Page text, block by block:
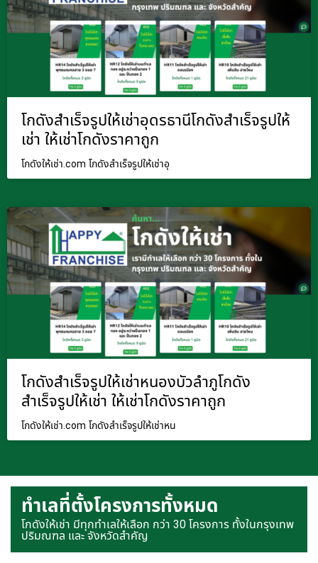
โกดังสำเร็จรูปให้เช่าอุดรธานีโกดังสำเร็จรูปให้
เช่า ให้เช่าโกดังราคาถูก
โกดังให้เช่า.com โกดังสำเร็จรูปให้เช่าอุ
โกดังสำเร็จรูปให้เช่าหนองบัวลำภูโกดัง
สำเร็จรูปให้เช่า ให้เช่าโกดังราคาถูก
โกดังให้เช่า.com โกดังสำเร็จรูปให้เช่าหน
ทำเลที่ตั้งโครงการทั้งหมด
โกดังให้เช่า มีทุกทำเลให้เลือก กว่า 30 โครงการ ทั้งในกรุงเทพ
ปริมณฑล และ จังหวัดสำคัญ